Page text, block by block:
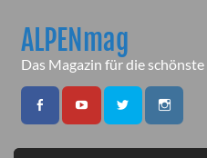
contentALPENmag
Das Magazin für die